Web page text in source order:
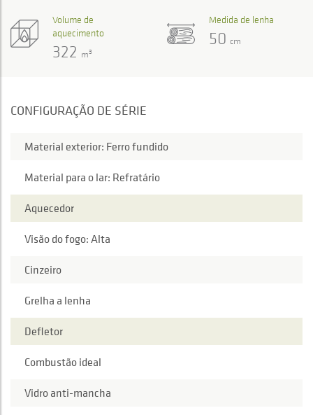
Volume de
aquecimento
322 m3
Medida de lenha
50 cm
CONFIGURAÇÃO DE SÉRIE
Material exterior: Ferro fundido
Material para o lar: Refratário
Aquecedor
Visão do fogo: Alta
Cinzeiro
Grelha a lenha
Defletor
Combustão ideal
Vidro anti-mancha